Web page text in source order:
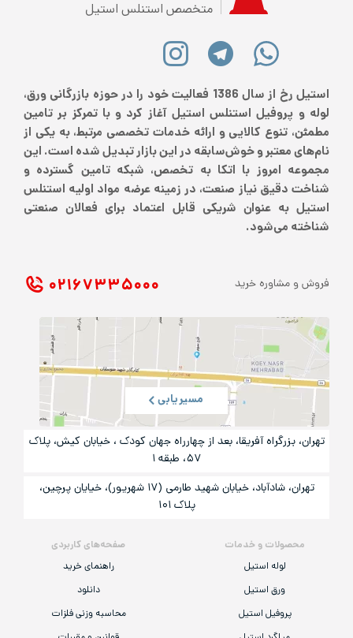
متخصص استنلس استیل
استیل رخ از سال 1386 فعالیت خود را در حوزه بازرگانی ورق،
لوله و پروفیل استنلس استیل آغاز کرد و با تمرکز بر تامین
مطمئن، تنوع کالایی و ارائه خدمات تخصصی مرتبط، به یکی از
نام‌های معتبر و خوش‌سابقه در این بازار تبدیل شده است. این
مجموعه امروز با اتکا به تخصص، شبکه تامین گسترده و
شناخت دقیق نیاز صنعت، در زمینه عرضه مواد اولیه استنلس
استیل به عنوان شریکی قابل اعتماد برای فعالان صنعتی
شناخته می‌شود.
محصولات و خدمات
لوله استیل
ورق استیل
پروفیل استیل
صفحه‌های کاربردی
راهنمای خرید
دانلود
محاسبه وزنی فلزات
فروش و مشاوره خرید ۰۲۱ ۶۷۳۳۵۰۰۰
مسیریابی
تهران، بزرگراه آفریقا، بعد از چهارراه جهان کودک ، خیابان کیش، پلاک
۵۷، طبقه ۱
تهران، شادآباد، خیابان شهید طارمی (۱۷ شهریور)، خیایان پرچین،
پلاک ۱۰۱